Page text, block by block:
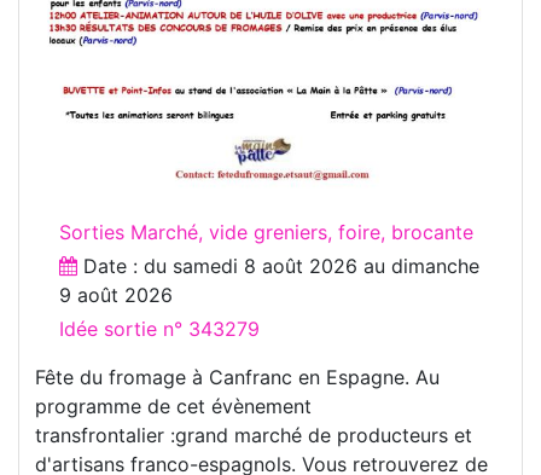
Sorties Marché, vide greniers, foire, brocante
Date : du samedi 8 août 2026 au dimanche
9 août 2026
Idée sortie n° 343279
Fête du fromage à Canfranc en Espagne. Au
programme de cet évènement
transfrontalier :grand marché de producteurs et
d'artisans franco-espagnols. Vous retrouverez de